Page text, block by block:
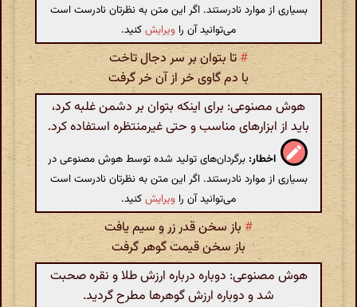
بسیاری از موارد نادرستند. اگر این متن به نظرتان نادرست است
می‌توانید آن را ویرایشکنید.
#تا بتوان بر سر دجال تاخت
با دم گاوی خر از آن خر گرفت
هوش مصنوعی: برای اینکه بتوان بر دشمن غلبه کرد،
باید از ابزارهای مناسب و حتی غیرمنتظره استفاده کرد.
اخطار: برگردان‌های تولید شده توسط هوش مصنوعی در
بسیاری از موارد نادرستند. اگر این متن به نظرتان نادرست است
می‌توانید آن را ویرایشکنید.
# باز سخن قدر زر و سیم یافت
باز سخن قیمت گوهر گرفت
هوش مصنوعی: دوباره درباره ارزش طلا و نقره صحبت
شد و دوباره ارزش گوهرها مطرح گردید.